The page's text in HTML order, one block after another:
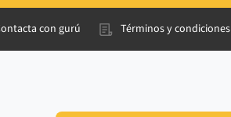
con gurú Términos y condiciones